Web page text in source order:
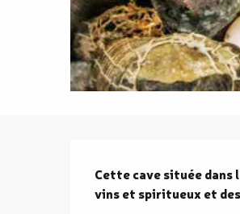
Cette cave située dans
vins et spiritueux et